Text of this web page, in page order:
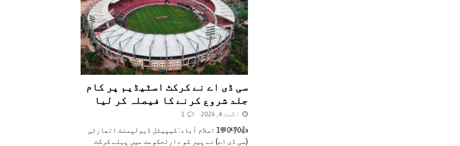
سی ڈی اے نے کرکٹ اسٹیڈیم پر کام
جلد شروع کرنے کا فیصلہ کر لیا
اگست 4, 2026 1
👍0👎0💬1 اسلام آباد: کیپیٹل ڈیولپمنٹ اتھارٹی
(سی ڈی اے) نے پیر کو دارلحکومت میں پہلے کرکٹ